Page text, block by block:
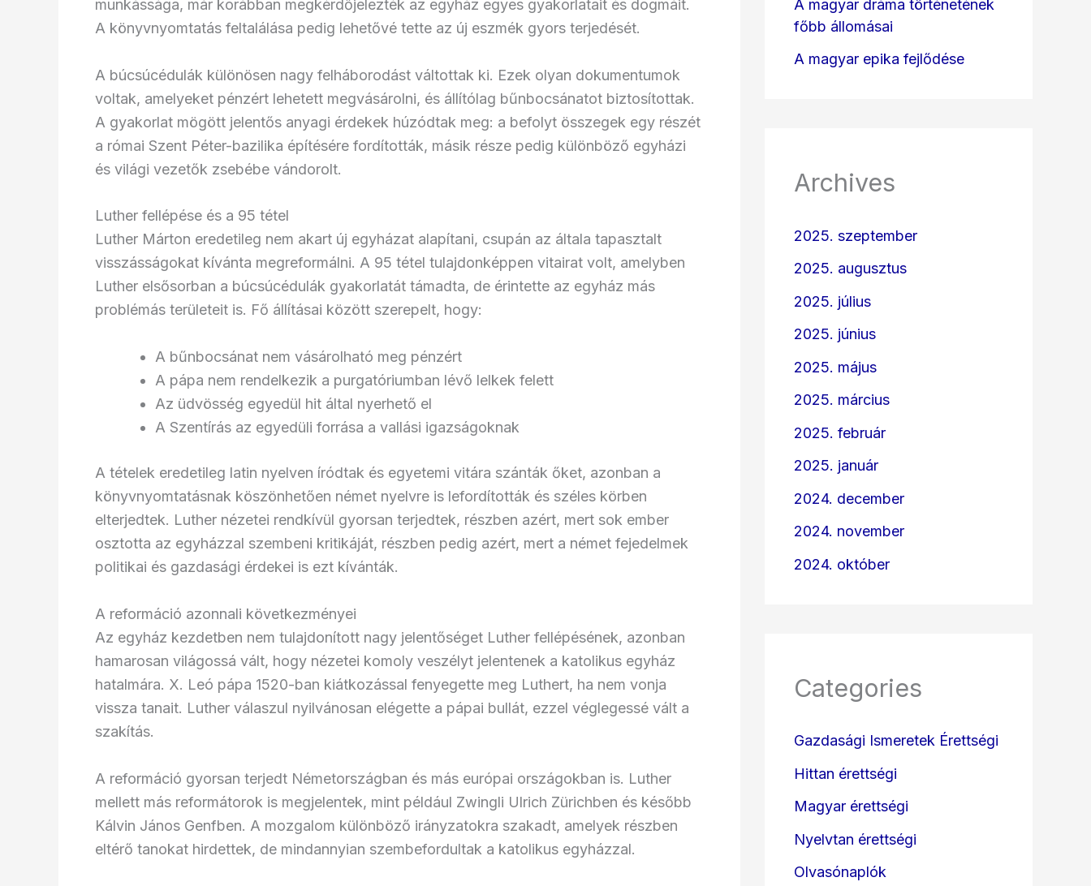
munkássága, már korábban megkérdőjelezték az egyház egyes gyakorlatait és dogmáit.
A könyvnyomtatás feltalálása pedig lehetővé tette az új eszmék gyors terjedését.
A búcsúcédulák különösen nagy felháborodást váltottak ki. Ezek olyan dokumentumok
voltak, amelyeket pénzért lehetett megvásárolni, és állítólag bűnbocsánatot biztosítottak.
A gyakorlat mögött jelentős anyagi érdekek húzódtak meg: a befolyt összegek egy részét
a római Szent Péter-bazilika építésére fordították, másik része pedig különböző egyházi
és világi vezetők zsebébe vándorolt.
Luther fellépése és a 95 tétel
Luther Márton eredetileg nem akart új egyházat alapítani, csupán az általa tapasztalt
visszásságokat kívánta megreformálni. A 95 tétel tulajdonképpen vitairat volt, amelyben
Luther elsősorban a búcsúcédulák gyakorlatát támadta, de érintette az egyház más
problémás területeit is. Fő állításai között szerepelt, hogy:
A bűnbocsánat nem vásárolható meg pénzért
A pápa nem rendelkezik a purgatóriumban lévő lelkek felett
Az üdvösség egyedül hit által nyerhető el
A Szentírás az egyedüli forrása a vallási igazságoknak
A tételek eredetileg latin nyelven íródtak és egyetemi vitára szánták őket, azonban a
könyvnyomtatásnak köszönhetően német nyelvre is lefordították és széles körben
elterjedtek. Luther nézetei rendkívül gyorsan terjedtek, részben azért, mert sok ember
osztotta az egyházzal szembeni kritikáját, részben pedig azért, mert a német fejedelmek
politikai és gazdasági érdekei is ezt kívánták.
A reformáció azonnali következményei
Az egyház kezdetben nem tulajdonított nagy jelentőséget Luther fellépésének, azonban
hamarosan világossá vált, hogy nézetei komoly veszélyt jelentenek a katolikus egyház
hatalmára. X. Leó pápa 1520-ban kiátkozással fenyegette meg Luthert, ha nem vonja
vissza tanait. Luther válaszul nyilvánosan elégette a pápai bullát, ezzel véglegessé vált a
szakítás.
A reformáció gyorsan terjedt Németországban és más európai országokban is. Luther
mellett más reformátorok is megjelentek, mint például Zwingli Ulrich Zürichben és később
Kálvin János Genfben. A mozgalom különböző irányzatokra szakadt, amelyek részben
eltérő tanokat hirdettek, de mindannyian szembefordultak a katolikus egyházzal.
A magyar dráma történetének
főbb állomásai
A magyar epika fejlődése
Archives
2025. szeptember
2025. augusztus
2025. július
2025. június
2025. május
2025. március
2025. február
2025. január
2024. december
2024. november
2024. október
Categories
Gazdasági Ismeretek Érettségi
Hittan érettségi
Magyar érettségi
Nyelvtan érettségi
Olvasónaplók